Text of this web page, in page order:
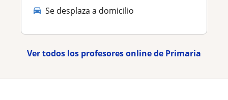
Se desplaza a domicilio
Ver todos los profesores online de Primaria